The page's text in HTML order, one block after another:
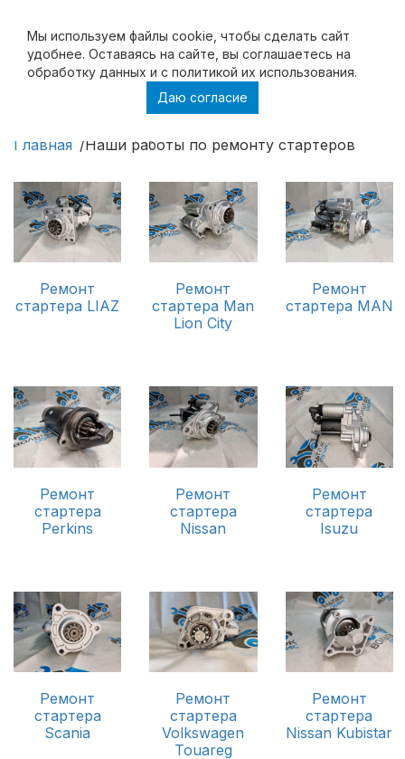
Мы используем файлы cookie, чтобы cделать сайт
удобнее. Оставаясь на сайте, вы соглашаетесь на
обработку данных и с политикой их использования.
Даю согласие
Наши работы по ремонту стартеров
Главная Наши работы по ремонту стартеров
Ремонт
стартера LIAZ
Ремонт
стартера Man
Lion City
Ремонт
стартера MAN
Ремонт
стартера
Perkins
Ремонт
стартера
Nissan
Ремонт
стартера
Isuzu
Ремонт
стартера
Scania
Ремонт
стартера
Volkswagen
Touareg
Ремонт
стартера
Nissan Kubistar